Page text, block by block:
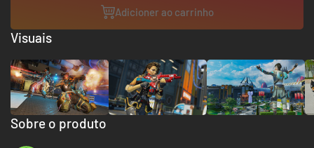
Adicioner ao carrinho
Sobre o produto
Visuais